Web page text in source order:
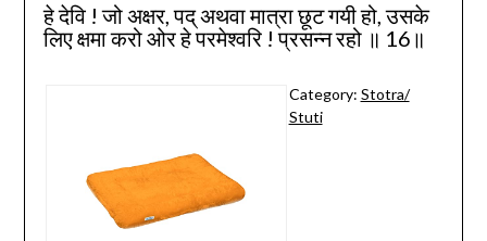
हे देवि ! जो अक्षर, पद्‌ अथवा मात्रा छूट गयी हो, उसके
लिए क्षमा करो ओर हे परमेश्वरि ! प्रसन्न रहो ॥ 16॥
Category: Stotra/
Stuti